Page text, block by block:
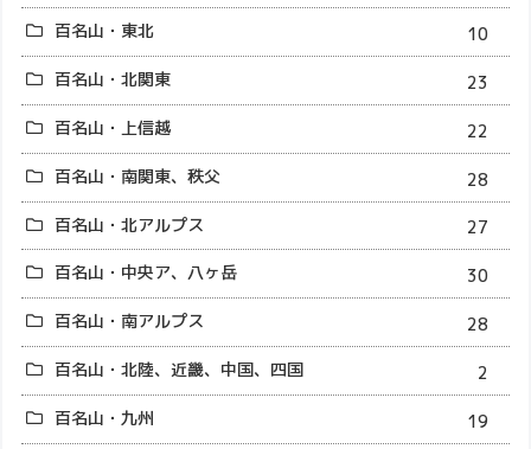
百名山・東北
10
百名山・北関東
23
百名山・上信越
22
百名山・南関東、秩父
28
百名山・北アルプス
27
百名山・中央ア、八ヶ岳
30
百名山・南アルプス
28
百名山・北陸、近畿、中国、四国
2
百名山・九州
19